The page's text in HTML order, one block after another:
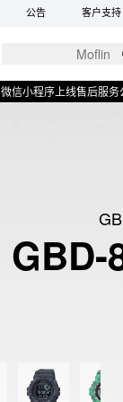
公告 客户支持
上线售后服务公告
GBD-